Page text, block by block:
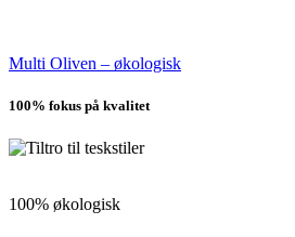
Multi Oliven – økologisk
100% fokus på kvalitet
100% økologisk